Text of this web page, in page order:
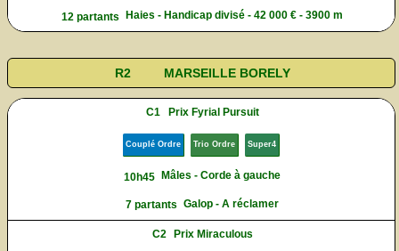
12 partants Haies - Handicap divisé - 42 000 € - 3900 m
R2 MARSEILLE BORELY
C1 Prix Fyrial Pursuit
Couplé Ordre Trio Ordre Super4
10h45 Mâles - Corde à gauche
7 partants Galop - A réclamer
C2 Prix Miraculous